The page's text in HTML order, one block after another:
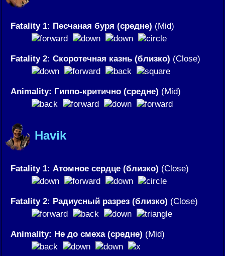
Fatality 1: Песчаная буря (средне) (Mid)
Fatality 2: Скоротечная казнь (близко) (Close)
Animality: Гиппо-критично (средне) (Mid)
Havik
Fatality 1: Атомное сердце (близко) (Close)
Fatality 2: Радиусный разрез (близко) (Close)
Animality: Не до смеха (средне) (Mid)